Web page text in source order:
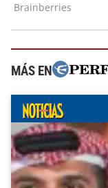
MÁS EN